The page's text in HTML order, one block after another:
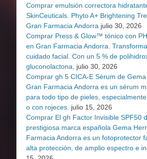
Comprar emulsión correctora
SkinCeuticals. Phyto A+ Brightening
Gran Farmacia Andorra julio 30, 2026
Comprar Press & Glow™ tónico con
en Gran Farmacia Andorra.
cuidado facial. Con un 5 % de
gluconolactona,
julio 30, 2026
Comprar gh 5 CICA-E Sérum de
Gran Farmacia Andorra es un sérum
para todo tipo de pieles,
o con rojeces. julio 15, 2026
Comprar El gh Factor Invisible SPF50
prestigiosa marca española Gema
Farmacia Andorra es un fotoprotector
alta protección, de amplio espectro e